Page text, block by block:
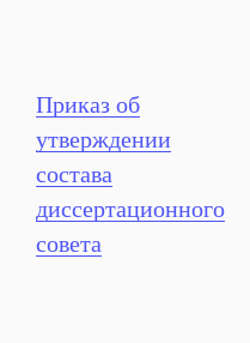
Приказ об
утверждении
состава
диссертационного
совета